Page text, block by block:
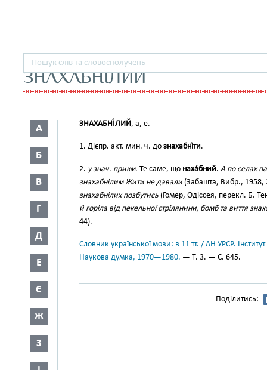
ЗНАХАБНІЛИЙ
А
Б
В
Г
Д
Е
Є
Ж
З
ЗНАХАБНІ́ЛИЙ, а, е.
1. Дієпр. акт. мин. ч. до знахабні́ти.
2. у знач. прикм. Те саме, що наха́бний. А по селах
знахабнілим Жити не давали (Забашта, Вибр., 1958,
знахабнілих позбутись (Гомер, Одіссея, перекл. Б.
й горіла від пекельної стрілянини, бомб та виття
44).
Словник української мови: в 11 тт. / АН УРСР.
Наукова думка, 1970—1980. — Т. 3. — С. 645.
Поділитись: